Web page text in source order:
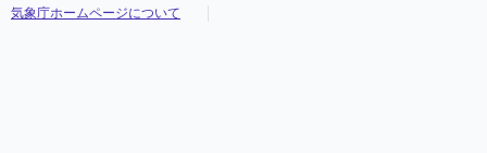
気象庁ホームページについて